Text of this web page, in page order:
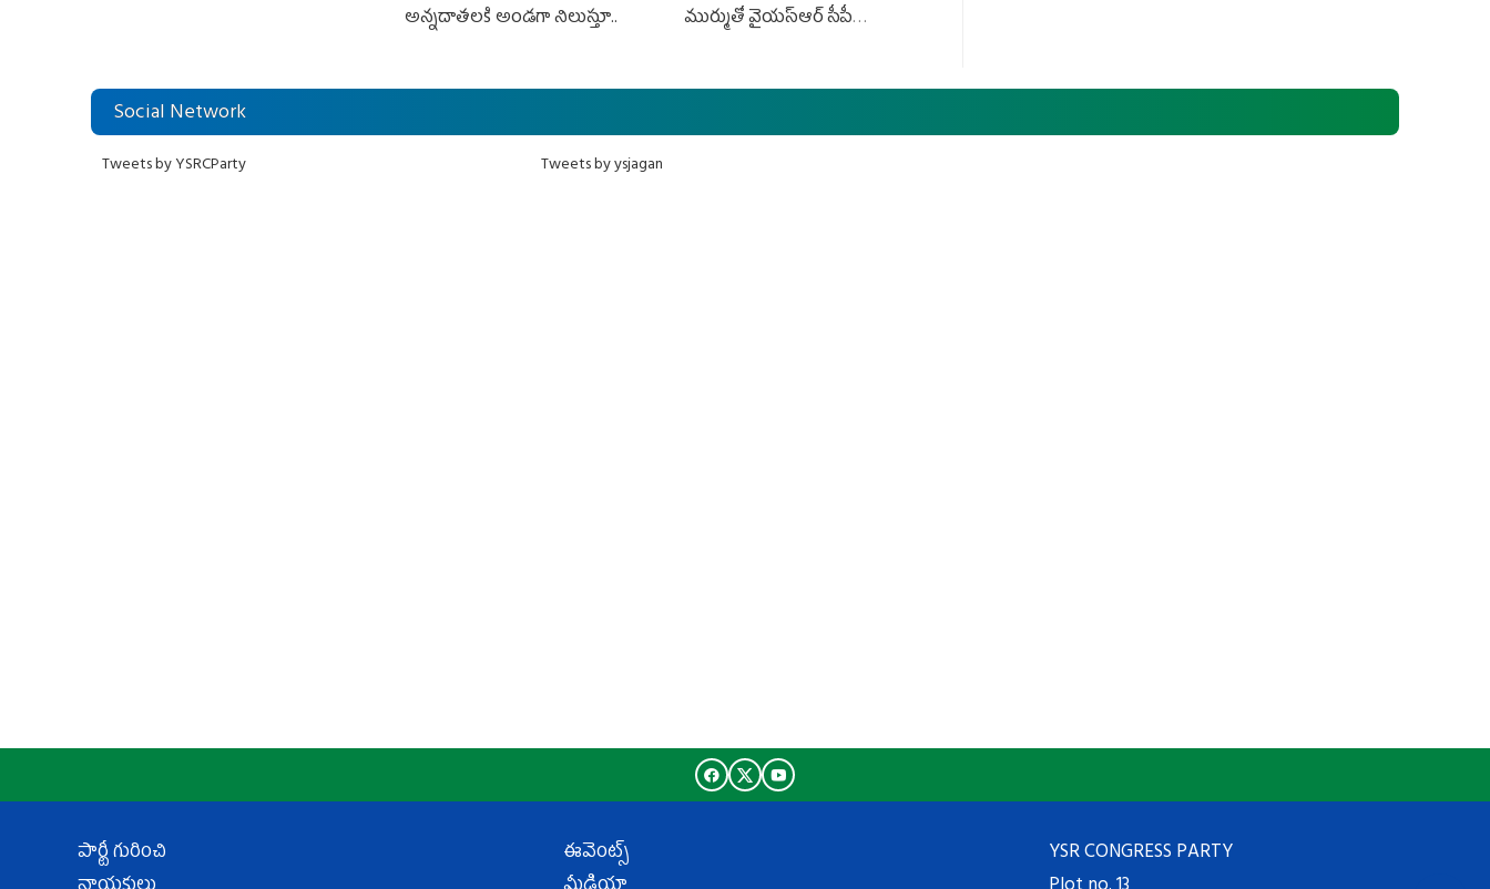
అన్నదాతలకి అండగా నిలుస్తూ..
ముర్ముతో వైయ‌స్ఆర్ సీపీ
ఎమ్మెల్యేలు, ఎంపీల స‌మావేశం
Social Network
Tweets by YSRCParty Tweets by ysjagan
పార్టీ గురించి
ఈవెంట్స్
YSR CONGRESS PARTY